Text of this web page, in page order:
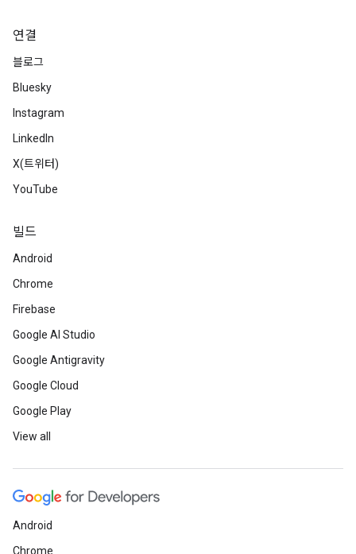
연결
블로그
Bluesky
Instagram
LinkedIn
X(트위터)
YouTube
빌드
Android
Chrome
Firebase
Google AI Studio
Google Antigravity
Google Cloud
Google Play
View all
Android
Chrome